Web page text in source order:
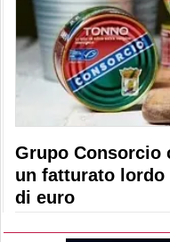
Grupo Consorcio
un fatturato lordo
di euro